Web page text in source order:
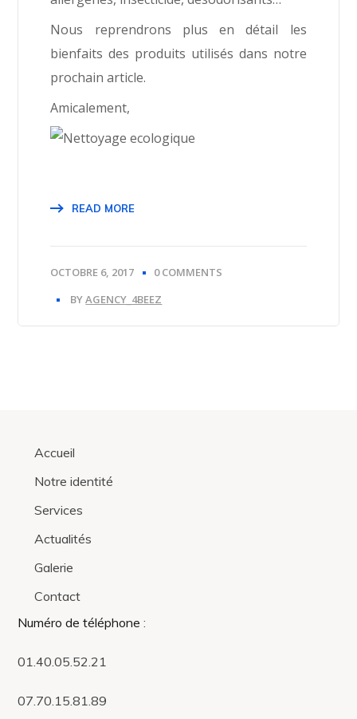
Nous reprendrons plus en détail les
bienfaits des produits utilisés dans notre
prochain article.
Amicalement,
READ MORE
OCTOBRE 6, 2017
0 COMMENTS
BYAGENCY_4BEEZ
Accueil
Notre identité
Services
Actualités
Galerie
Contact
Numéro de téléphone :
01.40.05.52.21
07.70.15.81.89